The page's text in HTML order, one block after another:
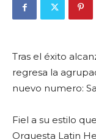
Tras el éxito
regresa la
nuevo numero:
Fiel a su estilo
Orquesta Latin